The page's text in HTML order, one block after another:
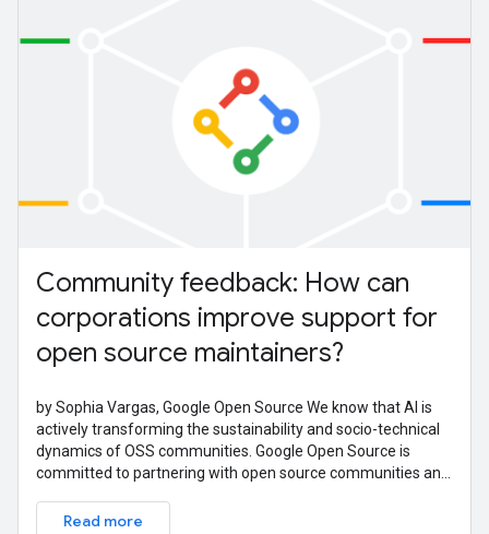
Community feedback: How can
corporations improve support for
open source maintainers?
by Sophia Vargas, Google Open Source We know that AI is
actively transforming the sustainability and socio-technical
dynamics of OSS communities. Google Open Source is
committed to partnering with open source communities and
Read more